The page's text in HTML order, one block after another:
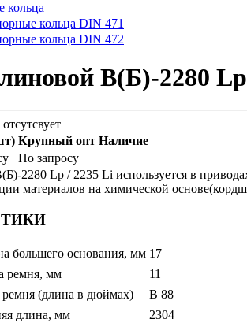
кольца
кольца DIN 471
кольца DIN 472
В(Б)-2280
Крупный опт Наличие
По запросу
2280 Lp / 2235 Li используется в
материалов на химической
большего основания, мм 17
ремня, мм
11
(длина в дюймах)
B 88
длина, мм
2304